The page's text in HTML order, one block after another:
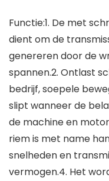
Functie:1. De met
dient om de
genereren door de
spannen.2. Ontlast
bedrijf, soepele
slipt wanneer de
de machine en
riem is met name
snelheden en
vermogen.4. Het